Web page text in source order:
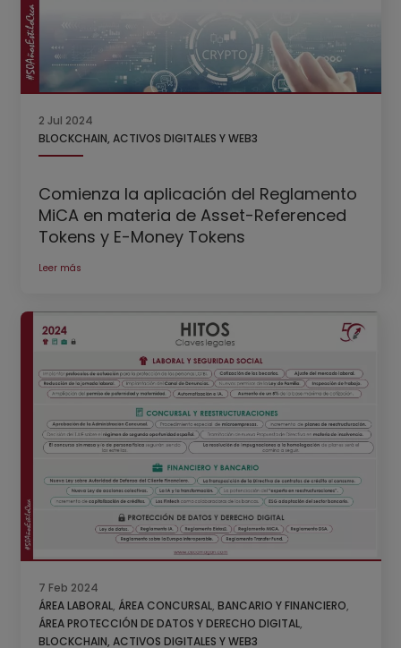
2 Jul 2024
BLOCKCHAIN, ACTIVOS DIGITALES Y WEB3
Comienza la aplicación del Reglamento
MiCA en materia de Asset-Referenced
Tokens y E-Money Tokens
Leer más
7 Feb 2024
ÁREA LABORAL, ÁREA CONCURSAL, BANCARIO Y FINANCIERO,
ÁREA PROTECCIÓN DE DATOS Y DERECHO DIGITAL,
BLOCKCHAIN, ACTIVOS DIGITALES Y WEB3